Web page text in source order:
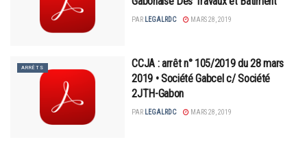
PAR LEGALRDC MARS 28, 2019
ARRÊTS
CCJA : arrêt n° 105/2019 du 28 mars
2019 • Société Gabcel c/ Société
2JTH-Gabon
PAR LEGALRDC MARS 28, 2019